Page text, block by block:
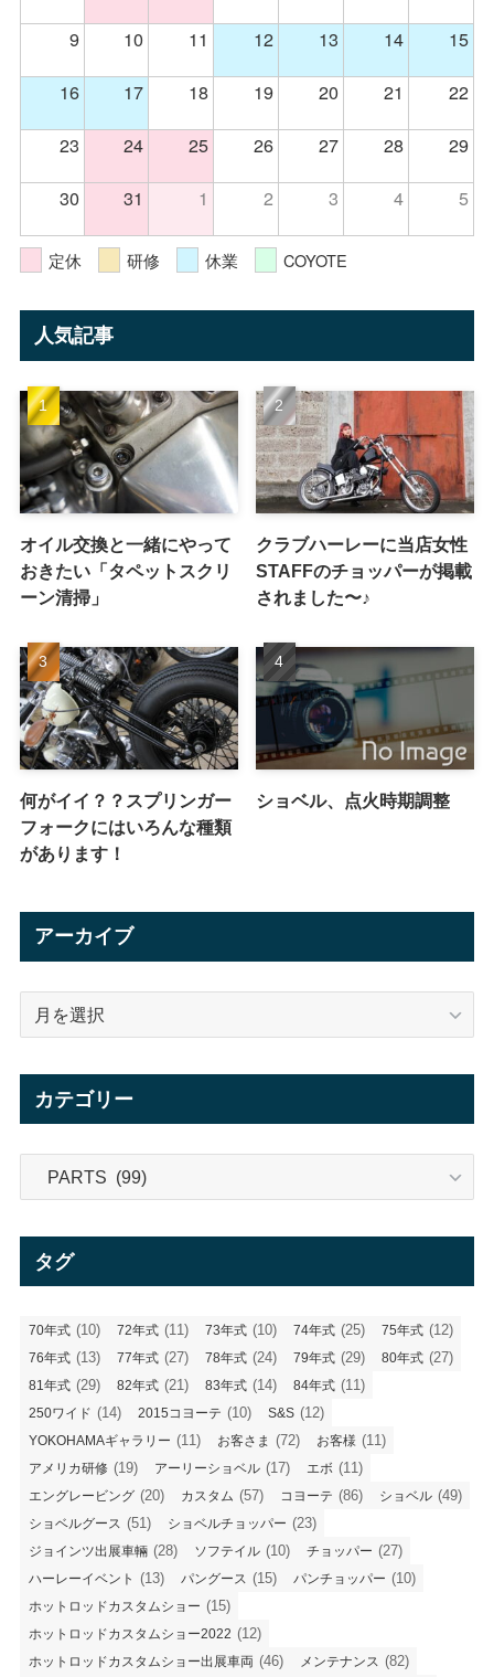
9 10 11 12 13 14
15
16
17 18 19 20 21
22
23
24 25 26 27 28
29
30
31 1 2 3 4 5
定休 研修 休業 COYOTE
人気記事
オイル交換と一緒にやって
おきたい「タペットスクリ
ーン清掃」
クラブハーレーに当店女性
STAFFのチョッパーが掲載
されました〜♪
何がイイ？？スプリンガー
フォークにはいろんな種類
があります！
ショベル、点火時期調整
アーカイブ
ブ
カテゴリー
タグ
70年式 (10) 72年式 (11) 73年式 (10) 74年式 (25) 75年式 (12)
76年式 (13) 77年式 (27) 78年式 (24) 79年式 (29) 80年式 (27)
81年式 (29) 82年式 (21) 83年式 (14) 84年式 (11)
250ワイド (14) 2015コヨーテ (10) S&S (12)
YOKOHAMAギャラリー (11) お客さま (72) お客様 (11)
アメリカ研修 (19) アーリーショベル (17) エボ (11)
エングレービング (20) カスタム (57) コヨーテ (86) ショベル (49)
ショベルグース (51) ショベルチョッパー (23)
ジョインツ出展車輛 (28) ソフテイル (10) チョッパー (27)
ハーレーイベント (13) パングース (15) パンチョッパー (10)
ホットロッドカスタムショー (15)
ホットロッドカスタムショー2022 (12)
ホットロッドカスタムショー出展車両 (46) メンテナンス (82)